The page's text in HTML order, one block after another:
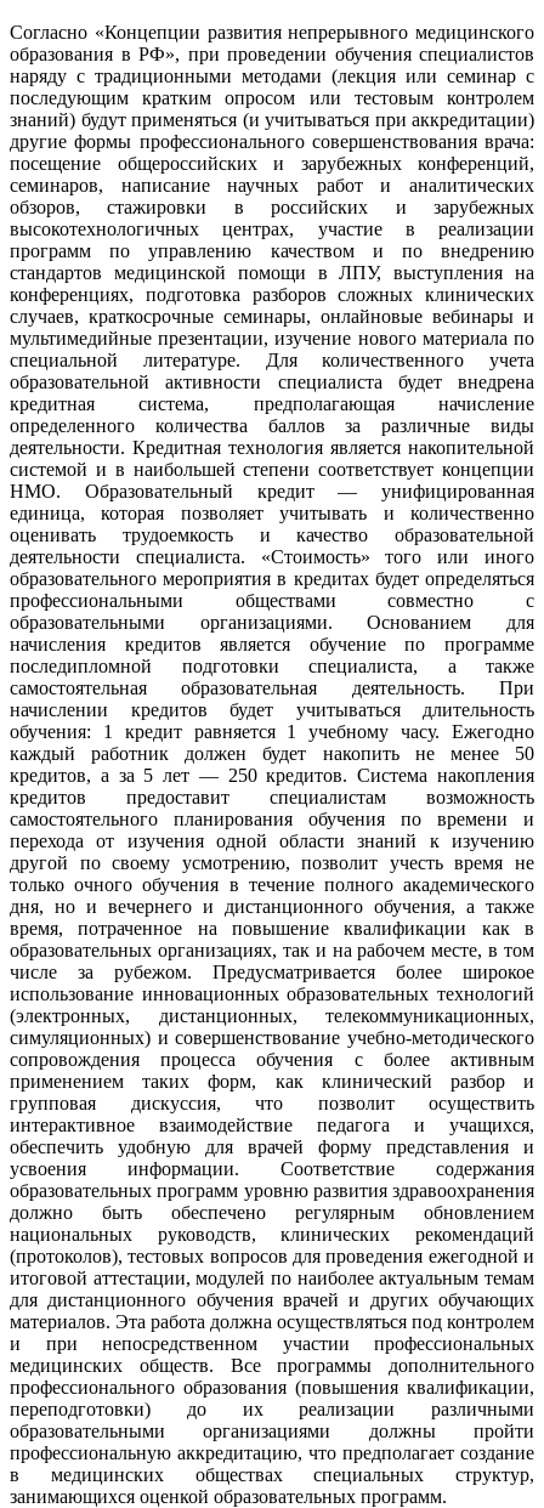
Согласно «Концепции развития непрерывного медицинского
образования в РФ», при проведении обучения специалистов
наряду с традиционными методами (лекция или семинар с
последующим кратким опросом или тестовым контролем
знаний) будут применяться (и учитываться при аккредитации)
другие формы профессионального совершенствования врача:
посещение общероссийских и зарубежных конференций,
семинаров, написание научных работ и аналитических
обзоров, стажировки в российских и зарубежных
высокотехнологичных центрах, участие в реализации
программ по управлению качеством и по внедрению
стандартов медицинской помощи в ЛПУ, выступления на
конференциях, подготовка разборов сложных клинических
случаев, краткосрочные семинары, онлайновые вебинары и
мультимедийные презентации, изучение нового материала по
специальной литературе. Для количественного учета
образовательной активности специалиста будет внедрена
кредитная система, предполагающая начисление
определенного количества баллов за различные виды
деятельности. Кредитная технология является накопительной
системой и в наибольшей степени соответствует концепции
НМО. Образовательный кредит — унифицированная
единица, которая позволяет учитывать и количественно
оценивать трудоемкость и качество образовательной
деятельности специалиста. «Стоимость» того или иного
образовательного мероприятия в кредитах будет определяться
профессиональными обществами совместно с
образовательными организациями. Основанием для
начисления кредитов является обучение по программе
последипломной подготовки специалиста, а также
самостоятельная образовательная деятельность. При
начислении кредитов будет учитываться длительность
обучения: 1 кредит равняется 1 учебному часу. Ежегодно
каждый работник должен будет накопить не менее 50
кредитов, а за 5 лет — 250 кредитов. Система накопления
кредитов предоставит специалистам возможность
самостоятельного планирования обучения по времени и
перехода от изучения одной области знаний к изучению
другой по своему усмотрению, позволит учесть время не
только очного обучения в течение полного академического
дня, но и вечернего и дистанционного обучения, а также
время, потраченное на повышение квалификации как в
образовательных организациях, так и на рабочем месте, в том
числе за рубежом. Предусматривается более широкое
использование инновационных образовательных технологий
(электронных, дистанционных, телекоммуникационных,
симуляционных) и совершенствование учебно-методического
сопровождения процесса обучения с более активным
применением таких форм, как клинический разбор и
групповая дискуссия, что позволит осуществить
интерактивное взаимодействие педагога и учащихся,
обеспечить удобную для врачей форму представления и
усвоения информации. Соответствие содержания
образовательных программ уровню развития здравоохранения
должно быть обеспечено регулярным обновлением
национальных руководств, клинических рекомендаций
(протоколов), тестовых вопросов для проведения ежегодной и
итоговой аттестации, модулей по наиболее актуальным темам
для дистанционного обучения врачей и других обучающих
материалов. Эта работа должна осуществляться под контролем
и при непосредственном участии профессиональных
медицинских обществ. Все программы дополнительного
профессионального образования (повышения квалификации,
переподготовки) до их реализации различными
образовательными организациями должны пройти
профессиональную аккредитацию, что предполагает создание
в медицинских обществах специальных структур,
занимающихся оценкой образовательных программ.